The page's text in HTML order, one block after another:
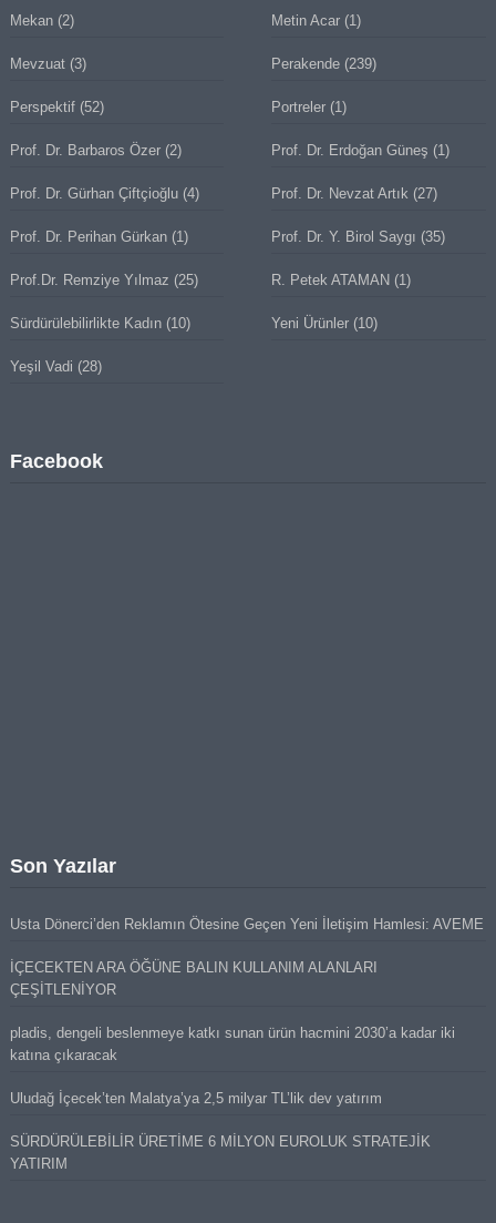
Mekan(2) Metin Acar (1)
Mevzuat(3) Perakende (239)
Perspektif(52) Portreler (1)
Prof. Dr. Barbaros Özer(2) Prof. Dr. Erdoğan Güneş (1)
Prof. Dr. Gürhan Çiftçioğlu(4) Prof. Dr. Nevzat Artık (27)
Prof. Dr. Perihan Gürkan(1) Prof. Dr. Y. Birol Saygı (35)
Prof.Dr. Remziye Yılmaz (25) R. Petek ATAMAN (1)
Sürdürülebilirlikte Kadın(10) Yeni Ürünler (10)
Yeşil Vadi (28)
Facebook
Son Yazılar
Usta Dönerci’den Reklamın Ötesine Geçen Yeni İletişim Hamlesi: AVEME
İÇECEKTEN ARA ÖĞÜNE BALIN KULLANIM ALANLARI
ÇEŞİTLENİYOR
pladis, dengeli beslenmeye katkı sunan ürün hacmini 2030’a kadar iki
katına çıkaracak
Uludağ İçecek’ten Malatya’ya 2,5 milyar TL’lik dev yatırım
SÜRDÜRÜLEBİLİR ÜRETİME 6 MİLYON EUROLUK STRATEJİK
YATIRIM